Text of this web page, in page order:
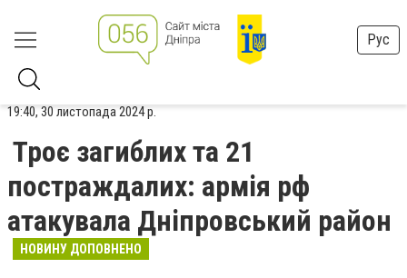
Рус
19:40, 30 листопада 2024 р.
Троє загиблих та 21
постраждалих: армія рф
атакувала Дніпровський район
НОВИНУ ДОПОВНЕНО